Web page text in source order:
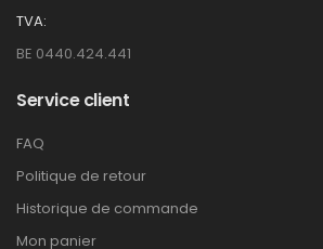
TVA:
BE 0440.424.441
Service client
FAQ
Politique de retour
Historique de commande
Mon panier